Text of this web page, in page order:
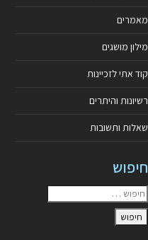
מאמרים
מילון מושגים
קוד אתי לזכיינות
רשיונות והיתרים
שאלות ותשובות
חיפוש